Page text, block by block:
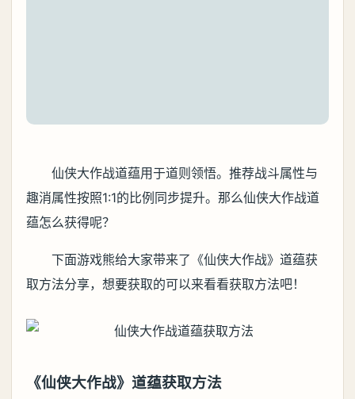
仙侠大作战道蕴用于道则领悟。推荐战斗属性与
趣消属性按照1:1的比例同步提升。那么仙侠大作战道
蕴怎么获得呢？
下面游戏熊给大家带来了《仙侠大作战》道蕴获
取方法分享，想要获取的可以来看看获取方法吧！
《仙侠大作战》道蕴获取方法